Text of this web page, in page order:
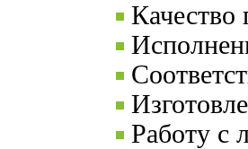
Качество
Работу с